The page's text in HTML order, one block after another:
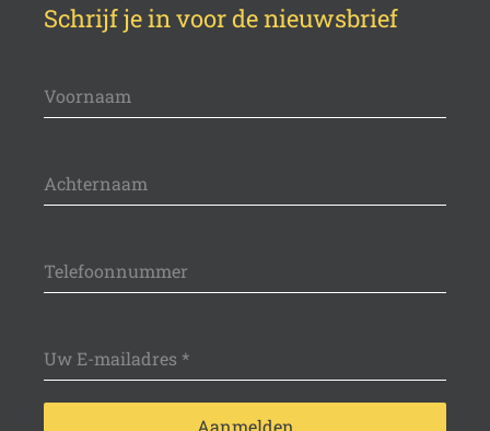
Schrijf je in voor de nieuwsbrief
Voornaam
Achternaam
Telefoonnummer
Uw E-mailadres *
Aanmelden